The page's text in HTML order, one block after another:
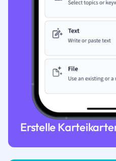
Erstelle